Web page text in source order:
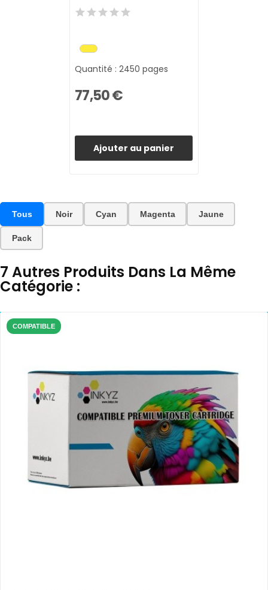
Quantité : 2450 pages
77,50 €
Ajouter au panier
Tous Noir Cyan Magenta Jaune
Pack
7 Autres Produits Dans La Même
Catégorie :
COMPATIBLE